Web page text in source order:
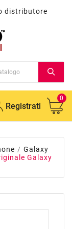
distributore
Registrati
0
Galaxy
Galaxy